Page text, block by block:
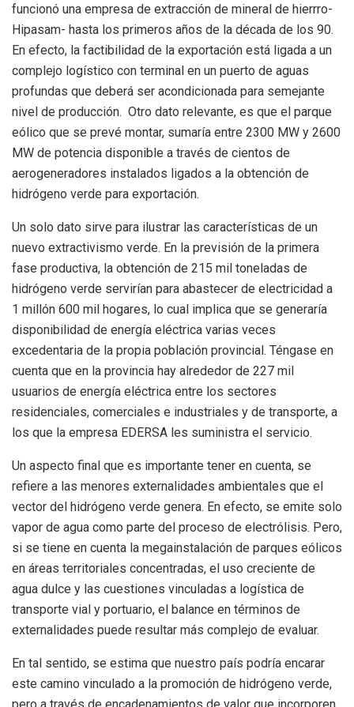
funcionó una empresa de extracción de mineral de hierrro-
Hipasam- hasta los primeros años de la década de los 90.
En efecto, la factibilidad de la exportación está ligada a un
complejo logístico con terminal en un puerto de aguas
profundas que deberá ser acondicionada para semejante
nivel de producción. Otro dato relevante, es que el parque
eólico que se prevé montar, sumaría entre 2300 MW y 2600
MW de potencia disponible a través de cientos de
aerogeneradores instalados ligados a la obtención de
hidrógeno verde para exportación.
Un solo dato sirve para ilustrar las características de un
nuevo extractivismo verde. En la previsión de la primera
fase productiva, la obtención de 215 mil toneladas de
hidrógeno verde servirían para abastecer de electricidad a
1 millón 600 mil hogares, lo cual implica que se generaría
disponibilidad de energía eléctrica varias veces
excedentaria de la propia población provincial. Téngase en
cuenta que en la provincia hay alrededor de 227 mil
usuarios de energía eléctrica entre los sectores
residenciales, comerciales e industriales y de transporte, a
los que la empresa EDERSA les suministra el servicio.
Un aspecto final que es importante tener en cuenta, se
refiere a las menores externalidades ambientales que el
vector del hidrógeno verde genera. En efecto, se emite solo
vapor de agua como parte del proceso de electrólisis. Pero,
si se tiene en cuenta la megainstalación de parques eólicos
en áreas territoriales concentradas, el uso creciente de
agua dulce y las cuestiones vinculadas a logística de
transporte vial y portuario, el balance en términos de
externalidades puede resultar más complejo de evaluar.
En tal sentido, se estima que nuestro país podría encarar
este camino vinculado a la promoción de hidrógeno verde,